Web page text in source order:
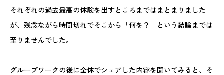
それぞれの過去最高の体験を出すところまではまとまりました
が、残念ながら時間切れでそこから「何を？」という結論までは
至りませんでした。
グループワークの後に全体でシェアした内容を聞いてみると、そ